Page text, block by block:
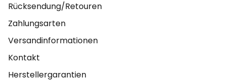
Rücksendung/Retouren
Zahlungsarten
Versandinformationen
Kontakt
Herstellergarantien